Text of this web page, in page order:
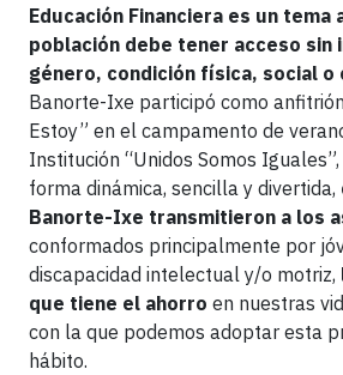
Educación Financiera es un tema
población debe tener acceso sin
género, condición física, social o
Banorte-Ixe participó como
Estoy” en el campamento de
Institución “Unidos Somos
forma dinámica, sencilla y divertida,
Banorte-Ixe transmitieron a los
conformados principalmente por
discapacidad intelectual y/o motriz,
que tiene el ahorro en nuestras
con la que podemos adoptar esta
hábito.